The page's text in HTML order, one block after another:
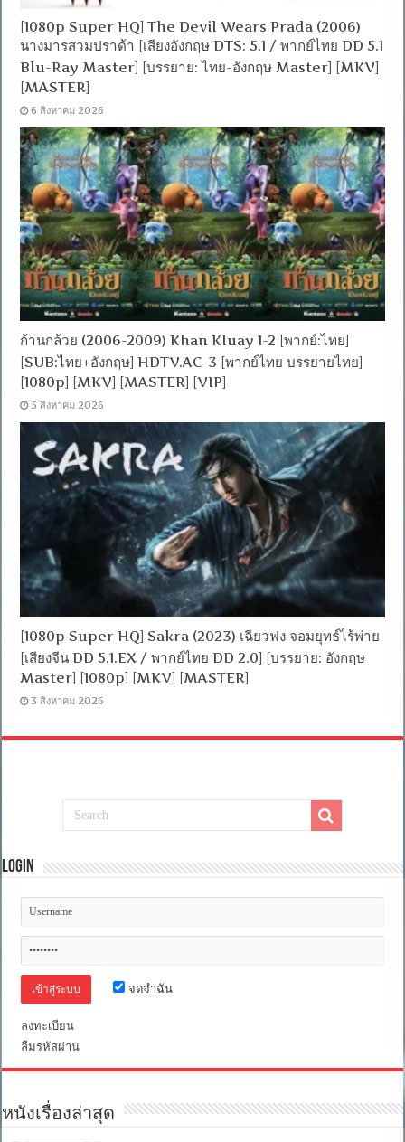
[1080p Super HQ] The Devil Wears Prada (2006)
นางมารสวมปราด้า [เสียงอังกฤษ DTS: 5.1 / พากย์ไทย DD 5.1
Blu-Ray Master] [บรรยาย: ไทย-อังกฤษ Master] [MKV]
[MASTER]
6 สิงหาคม 2026
ก้านกล้วย (2006-2009) Khan Kluay 1-2 [พากย์:ไทย]
[SUB:ไทย+อังกฤษ] HDTV.AC-3 [พากย์ไทย บรรยายไทย]
[1080p] [MKV] [MASTER] [VIP]
5 สิงหาคม 2026
[1080p Super HQ] Sakra (2023) เฉียวฟง จอมยุทธ์ไร้พ่าย
[เสียงจีน DD 5.1.EX / พากย์ไทย DD 2.0] [บรรยาย: อังกฤษ
Master] [1080p] [MKV] [MASTER]
3 สิงหาคม 2026
Login
จดจำฉัน
ลงทะเบียน
ลืมรหัสผ่าน
หนังเรื่องล่าสุด